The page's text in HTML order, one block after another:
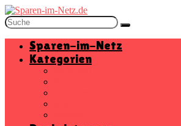
Sparen-im-Netz
Kategorien